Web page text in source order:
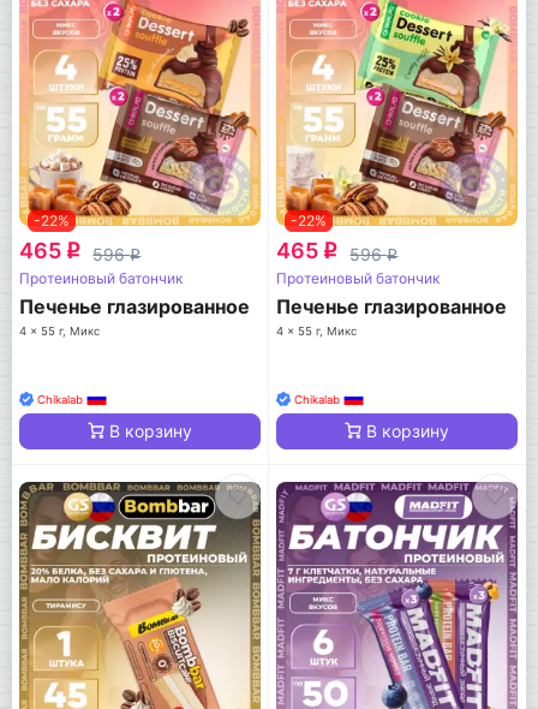
-22%
465 q 596q
Протеиновый батончик
Печенье глазированное
4 x 55 г, Микс
Chikalab
В корзину
-22%
465 q 596q
Протеиновый батончик
Печенье глазированное
4 x 55 г, Микс
Chikalab
В корзину